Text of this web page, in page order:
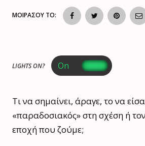
ΜΟΙΡΑΣΟΥ ΤΟ:
LIGHTS ON?
Τι να σημαίνει, άραγε, το να
«παραδοσιακός» στη σχέση ή
εποχή που ζούμε;